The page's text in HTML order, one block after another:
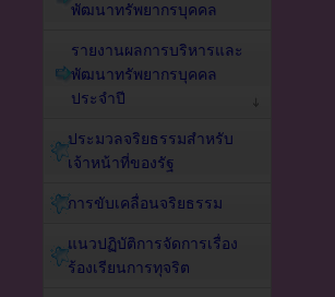
พัฒนาทรัพยากรบุคคล
รายงานผลการบริหารและ
พัฒนาทรัพยากรบุคคล
ประจำปี
ประมวลจริยธรรมสำหรับ
เจ้าหน้าที่ของรัฐ
การขับเคลื่อนจริยธรรม
แนวปฏิบัติการจัดการเรื่อง
ร้องเรียนการทุจริต